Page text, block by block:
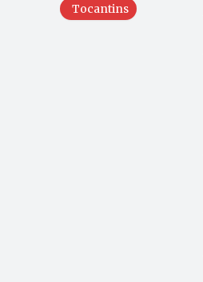
Tocantins